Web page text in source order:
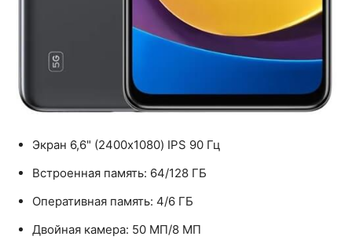
Экран 6,6" (2400x1080) IPS 90 Гц
Встроенная память: 64/128 ГБ
Оперативная память: 4/6 ГБ
Двойная камера: 50 МП/8 МП